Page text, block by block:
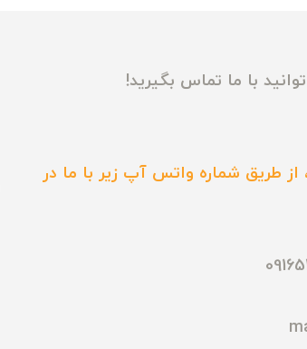
با ما تماس بگیرید!
طریق شماره واتس آپ زیر با ما در